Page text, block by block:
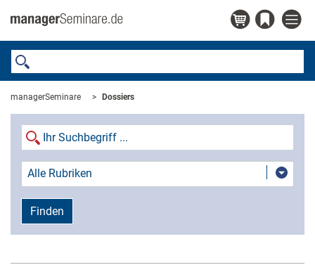
managerSeminare Dossiers
Alle Rubriken
Finden